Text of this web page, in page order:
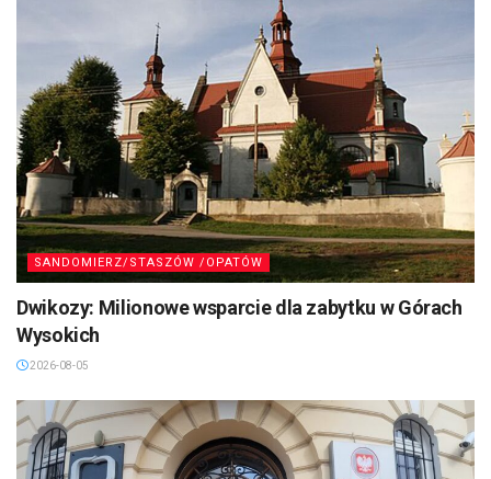
SANDOMIERZ/STASZÓW /OPATÓW
Dwikozy: Milionowe wsparcie dla zabytku w Górach
Wysokich
2026-08-05